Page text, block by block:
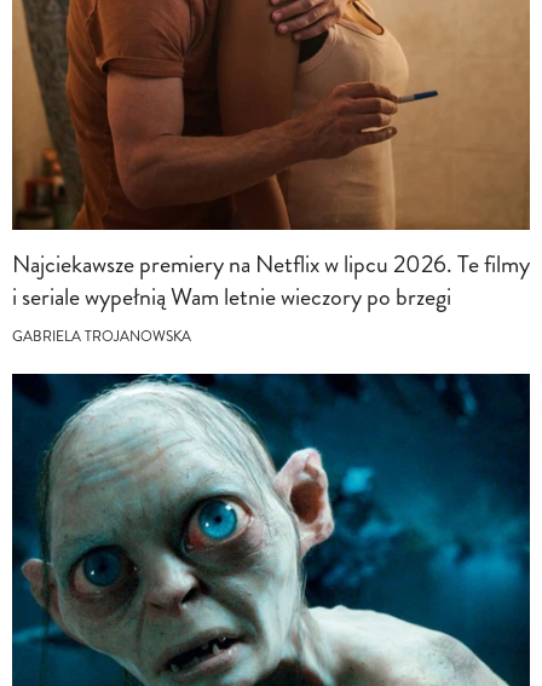
Najciekawsze premiery na Netflix w lipcu 2026. Te filmy
i seriale wypełnią Wam letnie wieczory po brzegi
GABRIELA TROJANOWSKA